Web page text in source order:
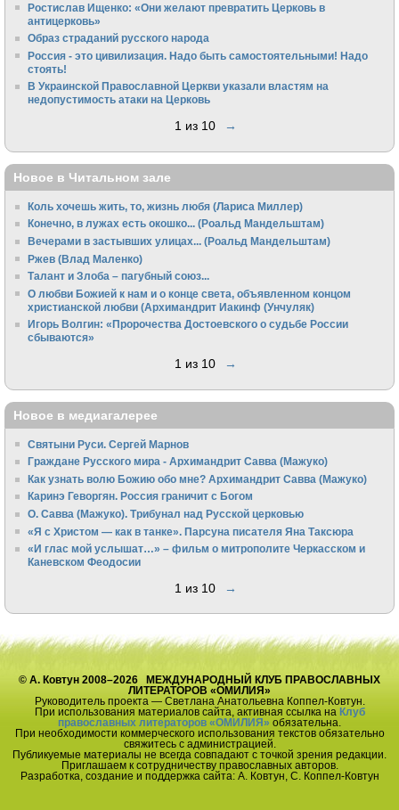
Ростислав Ищенко: «Они желают превратить Церковь в
антицерковь»
Образ страданий русского народа
Россия - это цивилизация. Надо быть самостоятельными! Надо
стоять!
В Украинской Православной Церкви указали властям на
недопустимость атаки на Церковь
1 из 10 →
Новое в Читальном зале
Коль хочешь жить, то, жизнь любя (Лариса Миллер)
Конечно, в лужах есть окошко... (Роальд Мандельштам)
Вечерами в застывших улицах... (Роальд Мандельштам)
Ржев (Влад Маленко)
Талант и Злоба – пагубный союз...
О любви Божией к нам и о конце света, объявленном концом
христианской любви (Архимандрит Иакинф (Унчуляк)
Игорь Волгин: «Пророчества Достоевского о судьбе России
сбываются»
1 из 10 →
Новое в медиагалерее
Святыни Руси. Сергей Марнов
Граждане Русского мира - Архимандрит Савва (Мажуко)
Как узнать волю Божию обо мне? Архимандрит Савва (Мажуко)
Каринэ Геворгян. Россия граничит с Богом
О. Савва (Мажуко). Трибунал над Русской церковью
«Я с Христом — как в танке». Парсуна писателя Яна Таксюра
«И глас мой услышат…» – фильм о митрополите Черкасском и
Каневском Феодосии
1 из 10 →
© А. Ковтун 2008–2026 МЕЖДУНАРОДНЫЙ КЛУБ ПРАВОСЛАВНЫХ
ЛИТЕРАТОРОВ «ОМИЛИЯ»
Руководитель проекта — Светлана Анатольевна Коппел-Ковтун.
При использования материалов сайта, активная ссылка на Клуб
православных литераторов «ОМИЛИЯ» обязательна.
При необходимости коммерческого использования текстов обязательно
свяжитесь с администрацией.
Публикуемые материалы не всегда совпадают с точкой зрения редакции.
Приглашаем к сотрудничеству православных авторов.
Разработка, создание и поддержка сайта: А. Ковтун, С. Коппел-Ковтун